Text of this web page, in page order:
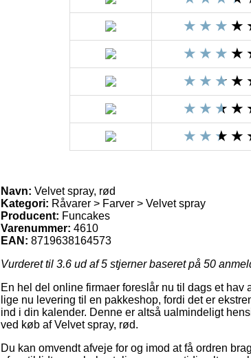
Navn: Velvet spray, rød
Kategori: Råvarer > Farver > Velvet spray
Producent: Funcakes
Varenummer: 4610
EAN: 8719638164573
Vurderet til 3.6 ud af 5 stjerner baseret på 50
En hel del online firmaer foreslår nu til dags et hav
lige nu levering til en pakkeshop, fordi det er
ind i din kalender. Denne er altså ualmindeligt
ved køb af Velvet spray, rød.
Du kan omvendt afveje for og imod at få ordren